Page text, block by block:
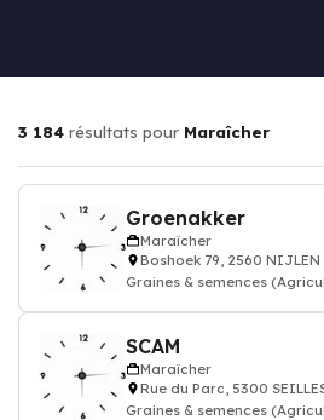
3 184 résultats pour Maraîcher
Groenakker
Maraîcher
Boshoek 79, 2560 NIJLEN
Graines & semences
SCAM
Maraîcher
Rue du Parc, 5300
Graines & semences